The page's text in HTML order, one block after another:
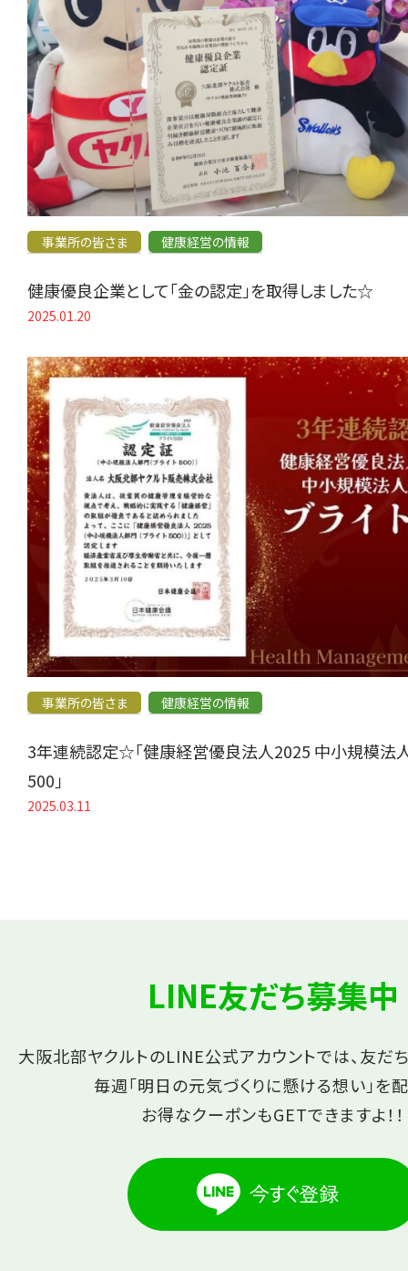
事業所の皆さま 健康経営の情報
健康優良企業として「金の認定」を取得しました☆
2025.01.20
事業所の皆さま 健康経営の情報
3年連続認定☆「健康経営優良法人2025 中小規模法
500」
2025.03.11
LINE友だち募集中
大阪北部ヤクルトのLINE公式アカウントでは、友だ
毎週「明日の元気づくりに懸ける想い」を
お得なクーポンもGETできますよ！！